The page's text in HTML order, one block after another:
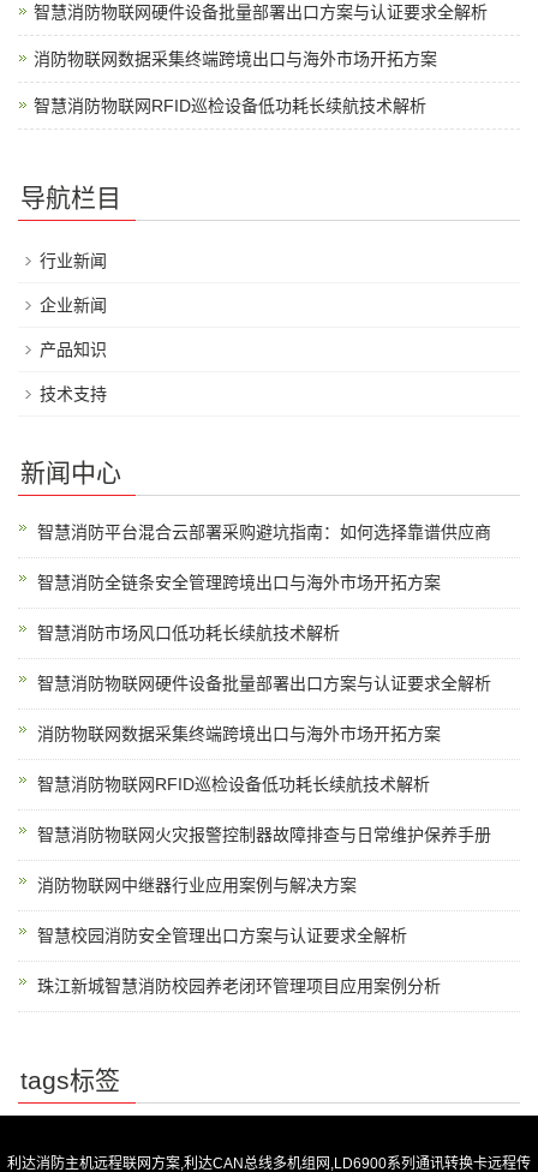
智慧消防物联网硬件设备批量部署出口方案与认证要求全解析
消防物联网数据采集终端跨境出口与海外市场开拓方案
智慧消防物联网RFID巡检设备低功耗长续航技术解析
导航栏目
行业新闻
企业新闻
产品知识
技术支持
新闻中心
智慧消防平台混合云部署采购避坑指南：如何选择靠谱供应商
智慧消防全链条安全管理跨境出口与海外市场开拓方案
智慧消防市场风口低功耗长续航技术解析
智慧消防物联网硬件设备批量部署出口方案与认证要求全解析
消防物联网数据采集终端跨境出口与海外市场开拓方案
智慧消防物联网RFID巡检设备低功耗长续航技术解析
智慧消防物联网火灾报警控制器故障排查与日常维护保养手册
消防物联网中继器行业应用案例与解决方案
智慧校园消防安全管理出口方案与认证要求全解析
珠江新城智慧消防校园养老闭环管理项目应用案例分析
tags标签
利达消防主机远程联网方案,利达CAN总线多机组网,LD6900系列通讯转换卡远程传